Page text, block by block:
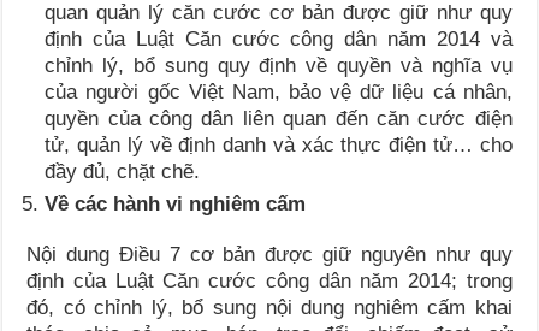
quan quản lý căn cước cơ bản được giữ như quy
định của Luật Căn cước công dân năm 2014 và
chỉnh lý, bổ sung quy định về quyền và nghĩa vụ
của người gốc Việt Nam, bảo vệ dữ liệu cá nhân,
quyền của công dân liên quan đến căn cước điện
tử, quản lý về định danh và xác thực điện tử… cho
đầy đủ, chặt chẽ.
Về các hành vi nghiêm cấm
Nội dung Điều 7 cơ bản được giữ nguyên như quy
định của Luật Căn cước công dân năm 2014; trong
đó, có chỉnh lý, bổ sung nội dung nghiêm cấm khai